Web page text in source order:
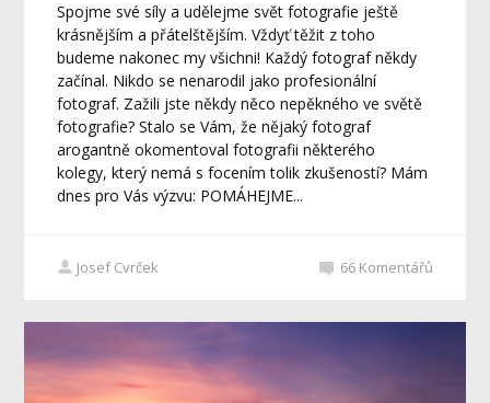
Spojme své síly a udělejme svět fotografie ještě
krásnějším a přátelštějším. Vždyť těžit z toho
budeme nakonec my všichni! Každý fotograf někdy
začínal. Nikdo se nenarodil jako profesionální
fotograf. Zažili jste někdy něco nepěkného ve světě
fotografie? Stalo se Vám, že nějaký fotograf
arogantně okomentoval fotografii některého
kolegy, který nemá s focením tolik zkušeností? Mám
dnes pro Vás výzvu: POMÁHEJME...
Josef Cvrček 66 Komentářů